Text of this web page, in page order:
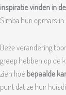
inspiratie vinden in
Simba hun opmars
Deze verandering
greep hebben op de
zien hoe bepaalde
punt dat ze hun